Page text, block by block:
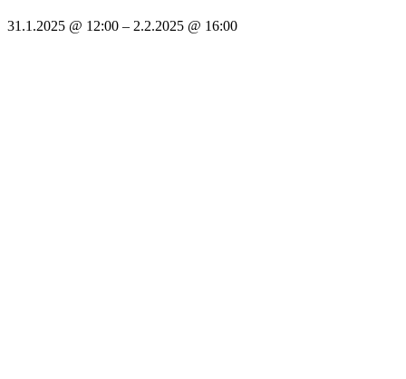
31.1.2025 @ 12:00 – 2.2.2025 @ 16:00